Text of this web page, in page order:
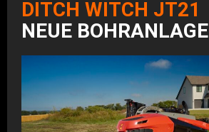
DITCH WITCH JT21
NEUE BOHRANLAGE